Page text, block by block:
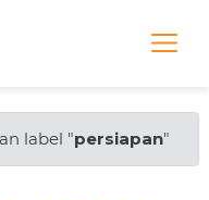
label "persiapan"